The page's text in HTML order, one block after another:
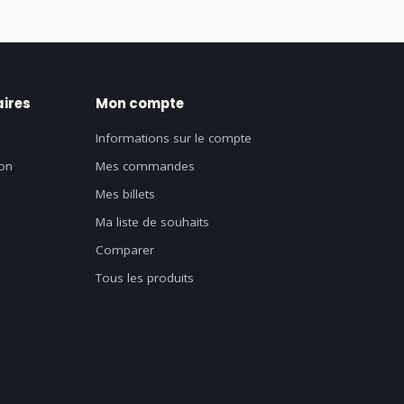
Mon compte
Informations sur le compte
Mes commandes
Mes billets
Ma liste de souhaits
Comparer
Tous les produits